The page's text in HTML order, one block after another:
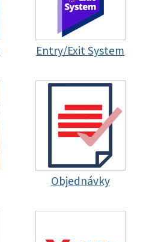
Entry/Exit System
Objednávky